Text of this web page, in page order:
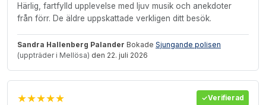
Härlig, fartfylld upplevelse med ljuv musik och anekdoter
från förr. De äldre uppskattade verkligen ditt besök.
Sandra Hallenberg Palander Bokade Sjungande polisen
(uppträder i Mellösa) den 22. juli 2026
★★★★★ Verifierad